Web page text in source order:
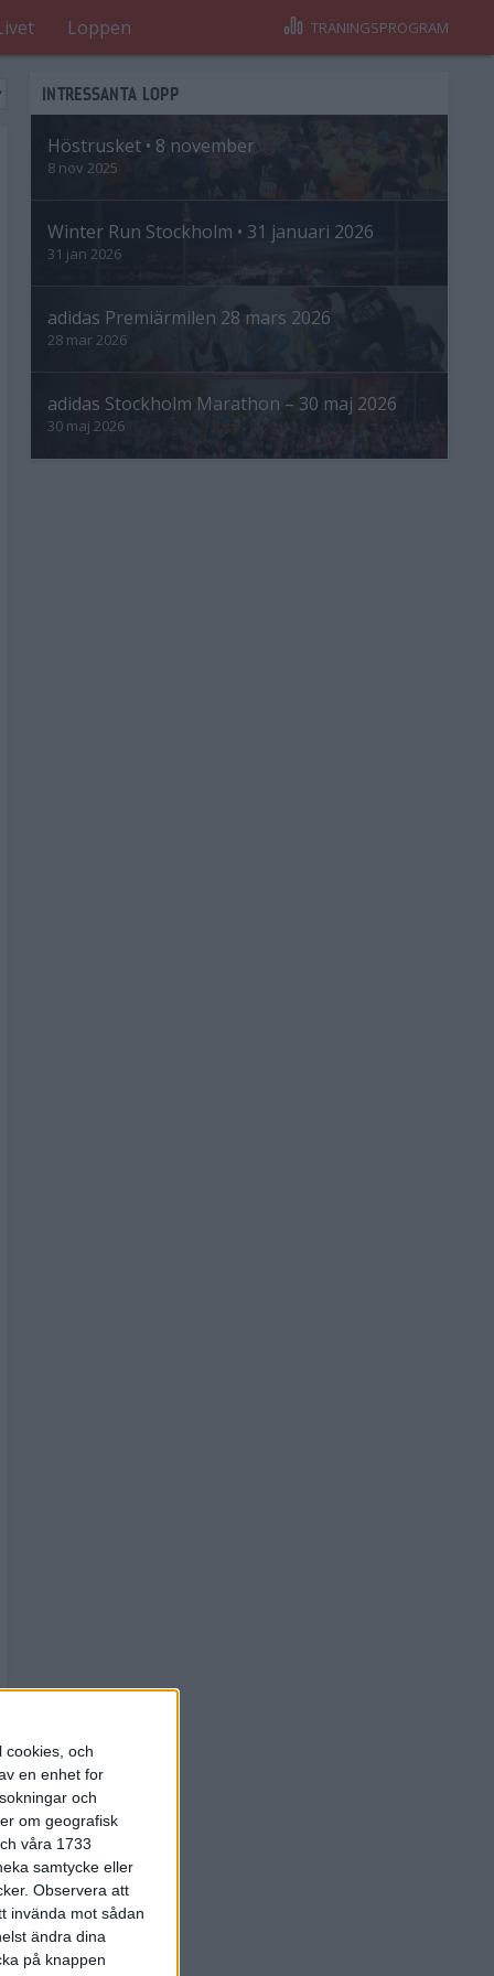
cookies, och
en enhet for
och
om geografisk
våra 1733
samtycke eller
Observera att
invända mot sådan
ändra dina
på knappen
Loppen TRÄNINGSPROGRAM
INTRESSANTA LOPP
Höstrusket • 8 november
8 nov 2025
Winter Run Stockholm • 31 januari 2026
31 jan 2026
adidas Premiärmilen 28 mars 2026
28 mar 2026
adidas Stockholm Marathon – 30 maj 2026
30 maj 2026